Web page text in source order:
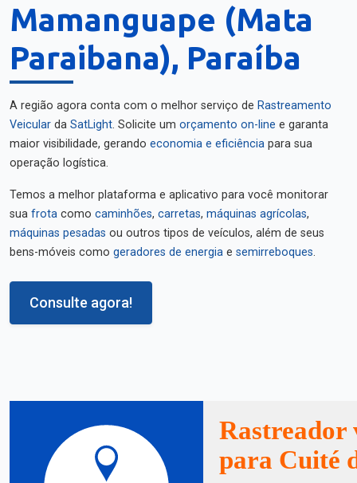
Mamanguape (Mata
Paraibana), Paraíba
A região agora conta com o melhor serviço de Rastreamento
Veicular da SatLight. Solicite um orçamento on-line e garanta
maior visibilidade, gerando economia e eficiência para sua
operação logística.
Temos a melhor plataforma e aplicativo para você monitorar
sua frota como caminhões, carretas, máquinas agrícolas,
máquinas pesadas ou outros tipos de veículos, além de seus
bens-móveis como geradores de energia e semirreboques.
Consulte agora!
Rastreador
para Cuité